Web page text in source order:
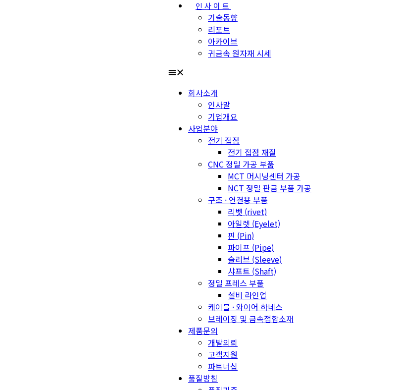
인사이트
기술동향
리포트
아카이브
귀금속 원자재 시세
회사소개
인사말
기업개요
사업분야
전기 접점
전기 접점 재질
CNC 정밀 가공 부품
MCT 머시닝센터 가공
NCT 정밀 판금 부품 가공
구조 · 연결용 부품
리벳 (rivet)
아일렛 (Eyelet)
핀 (Pin)
파이프 (Pipe)
슬리브 (Sleeve)
샤프트 (Shaft)
정밀 프레스 부품
설비 라인업
케이블 · 와이어 하네스
브레이징 및 금속접합소재
제품문의
개발의뢰
고객지원
파트너십
품질방침